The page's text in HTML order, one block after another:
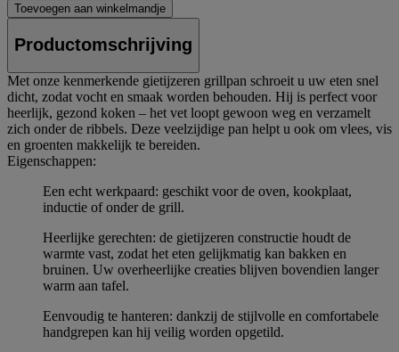
Toevoegen aan winkelmandje
Productomschrijving
Met onze kenmerkende gietijzeren grillpan schroeit u uw eten snel
dicht, zodat vocht en smaak worden behouden. Hij is perfect voor
heerlijk, gezond koken – het vet loopt gewoon weg en verzamelt
zich onder de ribbels. Deze veelzijdige pan helpt u ook om vlees, vis
en groenten makkelijk te bereiden.
Eigenschappen:
Een echt werkpaard: geschikt voor de oven, kookplaat,
inductie of onder de grill.
Heerlijke gerechten: de gietijzeren constructie houdt de
warmte vast, zodat het eten gelijkmatig kan bakken en
bruinen. Uw overheerlijke creaties blijven bovendien langer
warm aan tafel.
Eenvoudig te hanteren: dankzij de stijlvolle en comfortabele
handgrepen kan hij veilig worden opgetild.